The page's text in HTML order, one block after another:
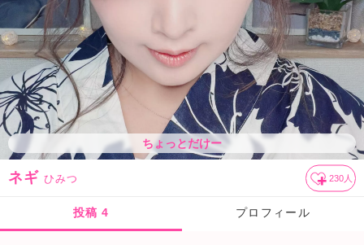
ちょっとだけー
ネギ ひみつ 230 人
投稿 4 プロフィール